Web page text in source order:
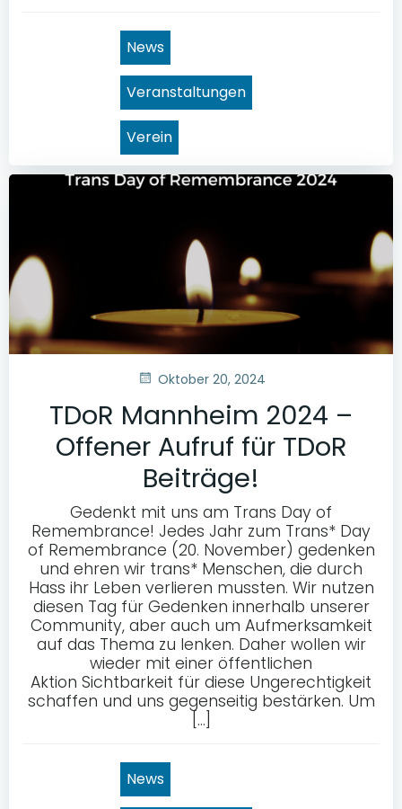
News
Veranstaltungen
Verein
Oktober 20, 2024
TDoR Mannheim 2024 –
Offener Aufruf für TDoR
Beiträge!
Gedenkt mit uns am Trans Day of
Remembrance! Jedes Jahr zum Trans* Day
of Remembrance (20. November) gedenken
und ehren wir trans* Menschen, die durch
Hass ihr Leben verlieren mussten. Wir nutzen
diesen Tag für Gedenken innerhalb unserer
Community, aber auch um Aufmerksamkeit
auf das Thema zu lenken. Daher wollen wir
wieder mit einer öffentlichen
Aktion Sichtbarkeit für diese Ungerechtigkeit
schaffen und uns gegenseitig bestärken. Um
[…]
News